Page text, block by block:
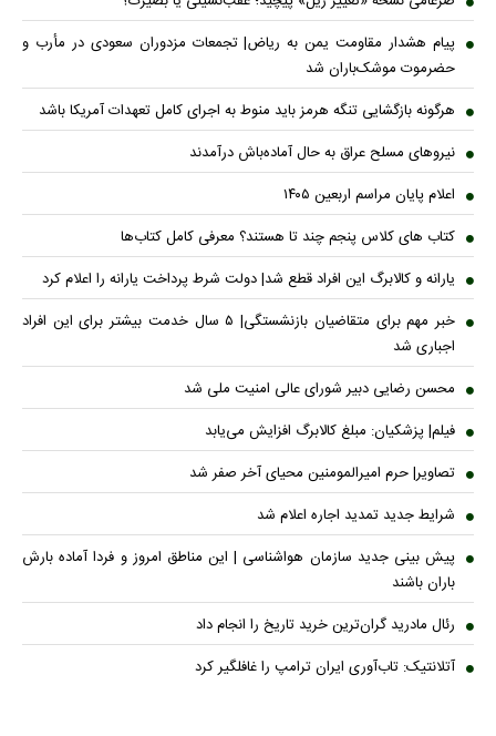
پیام هشدار مقاومت یمن به ریاض| تجمعات مزدوران سعودی در مأرب و
حضرموت موشک‌باران شد
هرگونه بازگشایی تنگه هرمز باید منوط به اجرای کامل تعهدات آمریکا باشد
نیروهای مسلح عراق به حال آماده‌باش درآمدند
اعلام پایان مراسم اربعین ۱۴۰۵
کتاب های کلاس پنجم چند تا هستند؟ معرفی کامل کتاب‌ها
یارانه و کالابرگ این افراد قطع شد| دولت شرط پرداخت یارانه را اعلام کرد
خبر مهم برای متقاضیان بازنشستگی| ۵ سال خدمت بیشتر برای این افراد
اجباری شد
محسن رضایی دبیر شورای عالی امنیت ملی شد
فیلم| پزشکیان: مبلغ کالابرگ افزایش می‌یابد
تصاویر| حرم امیرالمومنین محیای آخر صفر شد
شرایط جدید تمدید اجاره اعلام شد
پیش بینی جدید سازمان هواشناسی | این مناطق امروز و فردا آماده بارش
باران باشند
رئال مادرید گران‌ترین خرید تاریخ را انجام داد
آتلانتیک: تاب‌آوری ایران ترامپ را غافلگیر کرد